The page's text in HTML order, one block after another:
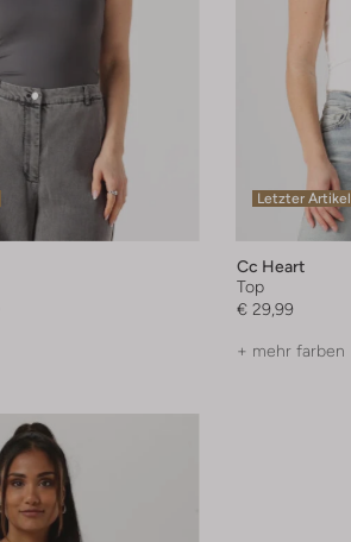
Letzter Artikel
Cc Heart
Top
€ 29,99
+ mehr farben